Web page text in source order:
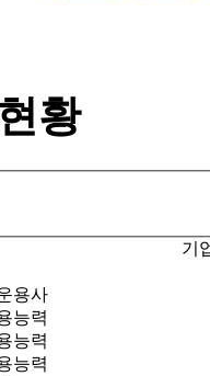
황
기
용사
능력
능력
능력